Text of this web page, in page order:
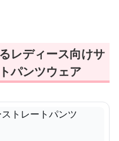
レディース向けサ
パンツウェア